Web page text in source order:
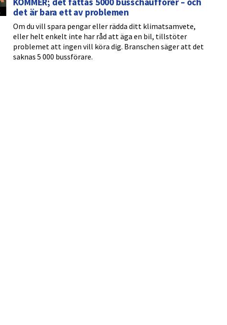
det är bara ett av problemen
Om du vill spara pengar eller rädda ditt klimatsamvete,
eller helt enkelt inte har råd att äga en bil, tillstöter
problemet att ingen vill köra dig. Branschen säger att det
saknas 5 000 bussförare.